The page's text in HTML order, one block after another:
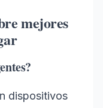
mejores
dispositivos